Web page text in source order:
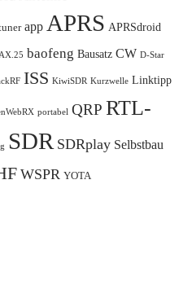
app APRS APRSdroid
AX.25 baofeng Bausatz CW D-Star
ISS KiwiSDR Kurzwelle Linktipp
portabel QRP RTL-
SDR SDRplay Selbstbau
WSPR YOTA